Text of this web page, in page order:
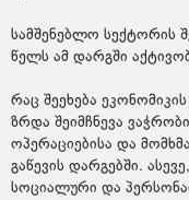
სამშენებლო სექტორის
წელს ამ დარგში
რაც შეეხება
ზრდა შეიმჩნევა
ოპერაციებისა და
გაწევის დარგებში.
სოციალური და